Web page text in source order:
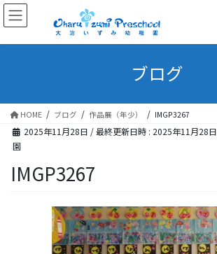
ブログ
HOME ブログ 作品展（年少） IMGP3267
2025年11月28日 / 最終更新日時 : 2025年11月28日
園
IMGP3267